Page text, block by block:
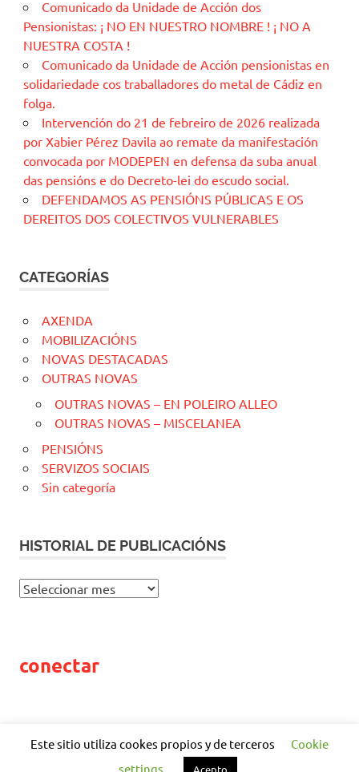
Comunicado da Unidade de Acción dos
Pensionistas: ¡ NO EN NUESTRO NOMBRE ! ¡ NO A
NUESTRA COSTA !
Comunicado da Unidade de Acción pensionistas en
solidariedade cos traballadores do metal de Cádiz en
folga.
Intervención do 21 de febreiro de 2026 realizada
por Xabier Pérez Davila ao remate da manifestación
convocada por MODEPEN en defensa da suba anual
das pensións e do Decreto-lei do escudo social.
DEFENDAMOS AS PENSIÓNS PÚBLICAS E OS
DEREITOS DOS COLECTIVOS VULNERABLES
CATEGORÍAS
AXENDA
MOBILIZACIÓNS
NOVAS DESTACADAS
OUTRAS NOVAS
OUTRAS NOVAS – EN POLEIRO ALLEO
OUTRAS NOVAS – MISCELANEA
PENSIÓNS
SERVIZOS SOCIAIS
Sin categoría
HISTORIAL DE PUBLICACIÓNS
H
O
conectar
WordPress Theme: Poseidon by
Este sitio utiliza cookes propios y de terceros
Cookie
settings
Acepto